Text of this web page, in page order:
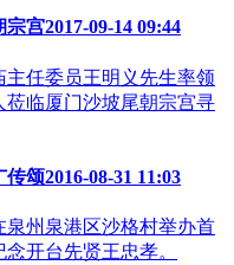
宗宫2017-09-14 09:44
任委员王明义先生率领
临厦门沙坡尾朝宗宫寻
传颂2016-08-31 11:03
州泉港区沙格村举办首
开台先贤王忠孝。